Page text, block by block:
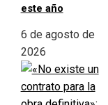
este año
6 de agosto de
2026